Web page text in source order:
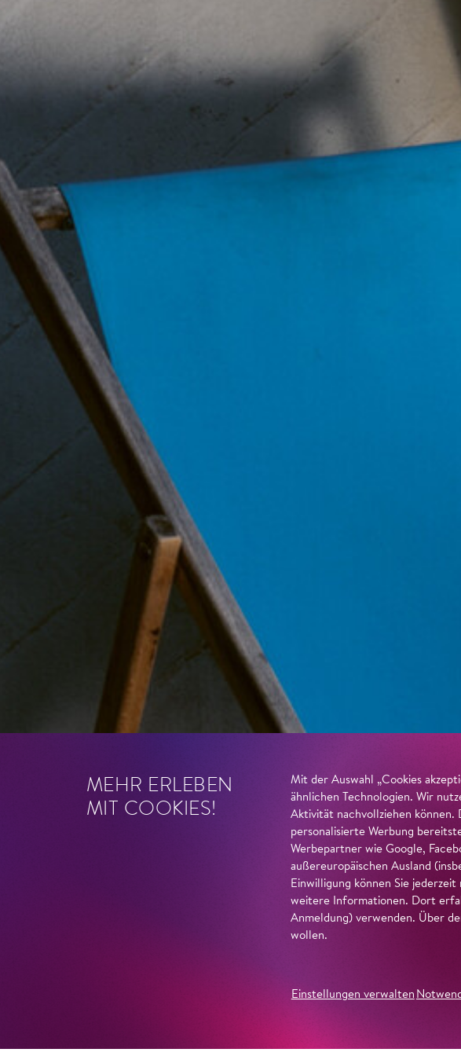
MEHR ERLEBEN
MIT COOKIES!
Mit der Auswahl „Cookies
ähnlichen Technologien. Wir
Aktivität nachvollziehen können.
personalisierte Werbung
Werbepartner wie Google,
außereuropäischen Ausland
Einwilligung können Sie
weitere Informationen. Dort
Anmeldung) verwenden. Über
wollen.
Einstellungen verwalten